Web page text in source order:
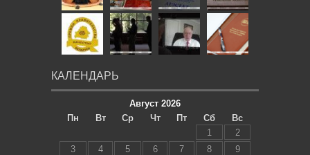
КАЛЕНДАРЬ
Август 2026
Пн
Вт Ср Чт Пт Сб
Вс
1
2
3
4 5 6 7 8
9